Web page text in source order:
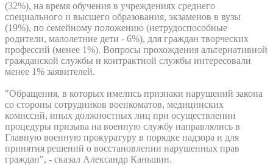
(32%), на время обучения в учреждениях среднего
специального и высшего образования, экзаменов в вузы
(19%), по семейному положению (нетрудоспособные
родители, малолетние дети - 6%), для граждан творческих
профессий (менее 1%). Вопросы прохождения альтернативной
гражданской службы и контрактной службы интересовали
менее 1% заявителей.
"Обращения, в которых имелись признаки нарушений закона
со стороны сотрудников военкоматов, медицинских
комиссий, иных должностных лиц при осуществлении
процедуры призыва на военную службу направлялись в
Главную военную прокуратуру в порядке надзора и для
принятия решений о восстановлении нарушенных прав
граждан", - сказал Александр Каньшин.